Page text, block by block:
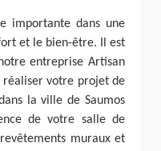
importante dans une
et le bien-être. Il est
entreprise Artisan
réaliser votre projet de
la ville de Saumos
de votre salle de
muraux et